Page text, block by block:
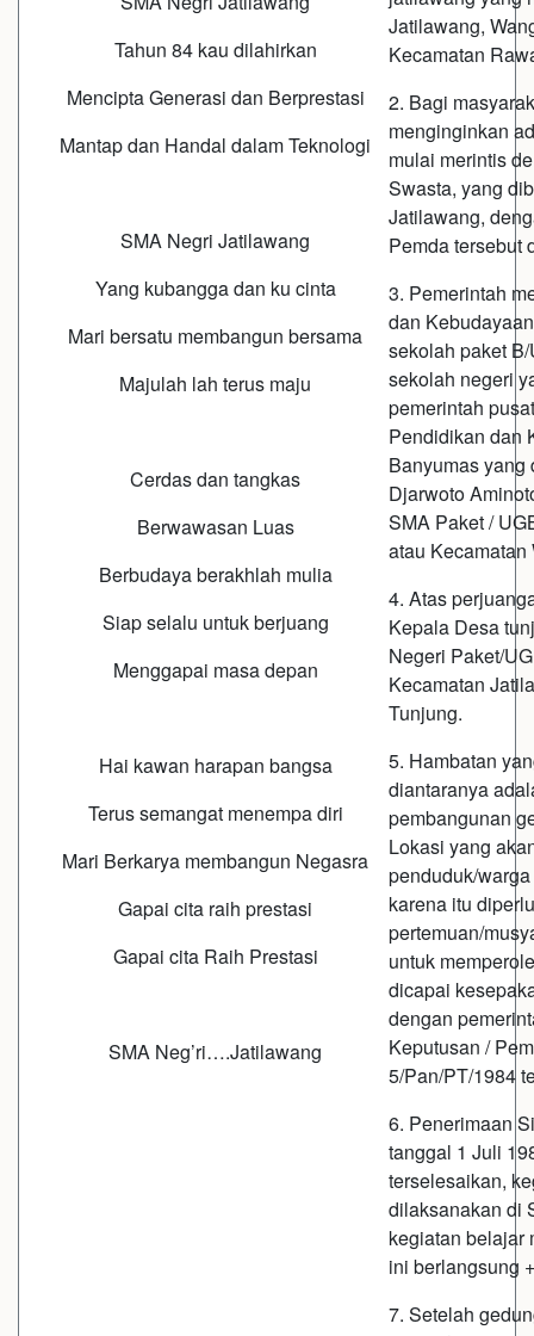
Tahun 84 kau dilahirkan
Mencipta Generasi dan Berprestasi
Mantap dan Handal dalam Teknologi
SMA Negri Jatilawang
Yang kubangga dan ku cinta
Mari bersatu membangun bersama
Majulah lah terus maju
Cerdas dan tangkas
Berwawasan Luas
Berbudaya berakhlah mulia
Siap selalu untuk berjuang
Menggapai masa depan
Hai kawan harapan bangsa
Terus semangat menempa diri
Mari Berkarya membangun Negasra
Gapai cita raih prestasi
Gapai cita Raih Prestasi
SMA Neg’ri….Jatilawang
Jatilawang,
Kecamatan
2. Bagi
menginginkan
mulai merintis
Swasta, yang
Jatilawang,
Pemda tersebut
3. Pemerintah
dan
sekolah paket
sekolah negeri
pemerintah
Pendidikan dan
Banyumas yang
Djarwoto
SMA Paket /
atau Kecamatan
4. Atas
Kepala Desa
Negeri Paket/
Kecamatan
Tunjung.
5. Hambatan
diantaranya
pembangunan
Lokasi yang
penduduk/
karena itu
pertemuan/
untuk
dicapai
dengan
Keputusan /
5/Pan/PT/1984
6. Penerimaan
tanggal 1 Juli
terselesaikan,
dilaksanakan di
kegiatan belajar
ini berlangsung
7. Setelah